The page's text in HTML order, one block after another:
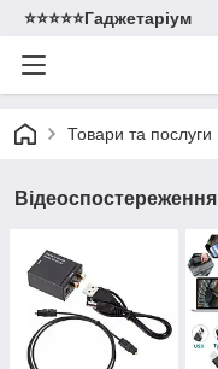
⭐️⭐️⭐️⭐️⭐️Гаджетаріум
Товари та послуги